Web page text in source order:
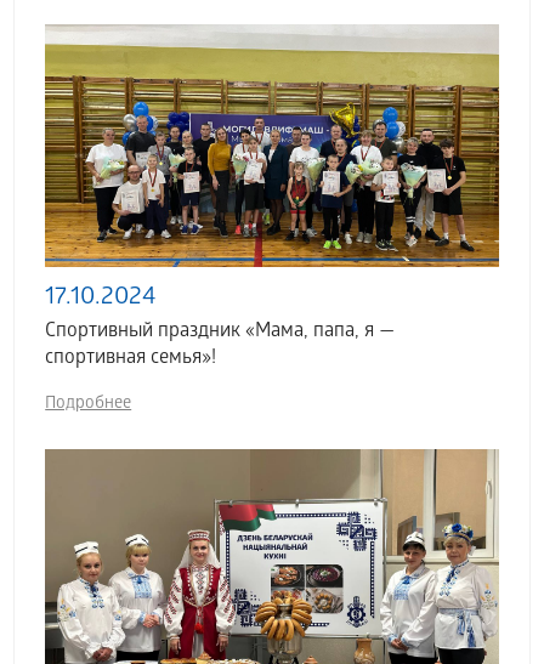
17.10.2024
Спортивный праздник «Мама, папа, я —
спортивная семья»!
Подробнее